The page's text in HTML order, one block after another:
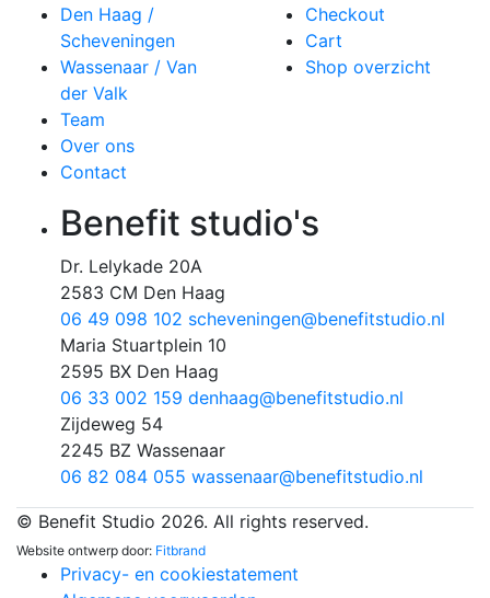
Den Haag /
Scheveningen
Wassenaar / Van
der Valk
Team
Over ons
Contact
Checkout
Cart
Shop overzicht
Benefit studio's
Dr. Lelykade 20A
2583 CM Den Haag
06 49 098 102 scheveningen@benefitstudio.nl
Maria Stuartplein 10
2595 BX Den Haag
06 33 002 159 denhaag@benefitstudio.nl
Zijdeweg 54
2245 BZ Wassenaar
06 82 084 055 wassenaar@benefitstudio.nl
© Benefit Studio 2026. All rights reserved.
Website ontwerp door: Fitbrand
Privacy- en cookiestatement